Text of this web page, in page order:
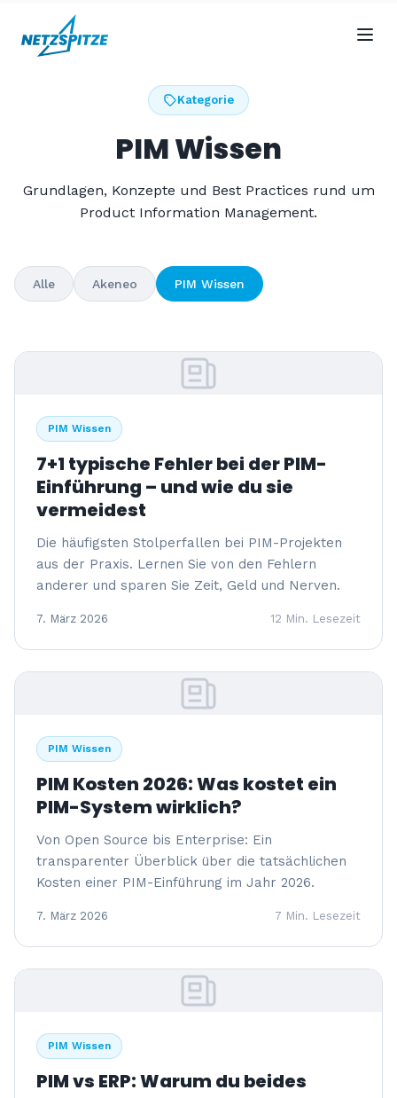
Kategorie
PIM Wissen
Grundlagen, Konzepte und Best Practices rund um
Product Information Management.
Alle Akeneo PIM Wissen
PIM Wissen
7+1 typische Fehler bei der PIM-
Einführung – und wie du sie
vermeidest
Die häufigsten Stolperfallen bei PIM-Projekten
aus der Praxis. Lernen Sie von den Fehlern
anderer und sparen Sie Zeit, Geld und Nerven.
7. März 2026 12 Min. Lesezeit
PIM Wissen
PIM Kosten 2026: Was kostet ein
PIM-System wirklich?
Von Open Source bis Enterprise: Ein
transparenter Überblick über die tatsächlichen
Kosten einer PIM-Einführung im Jahr 2026.
7. März 2026 7 Min. Lesezeit
PIM Wissen
PIM vs ERP: Warum du beides